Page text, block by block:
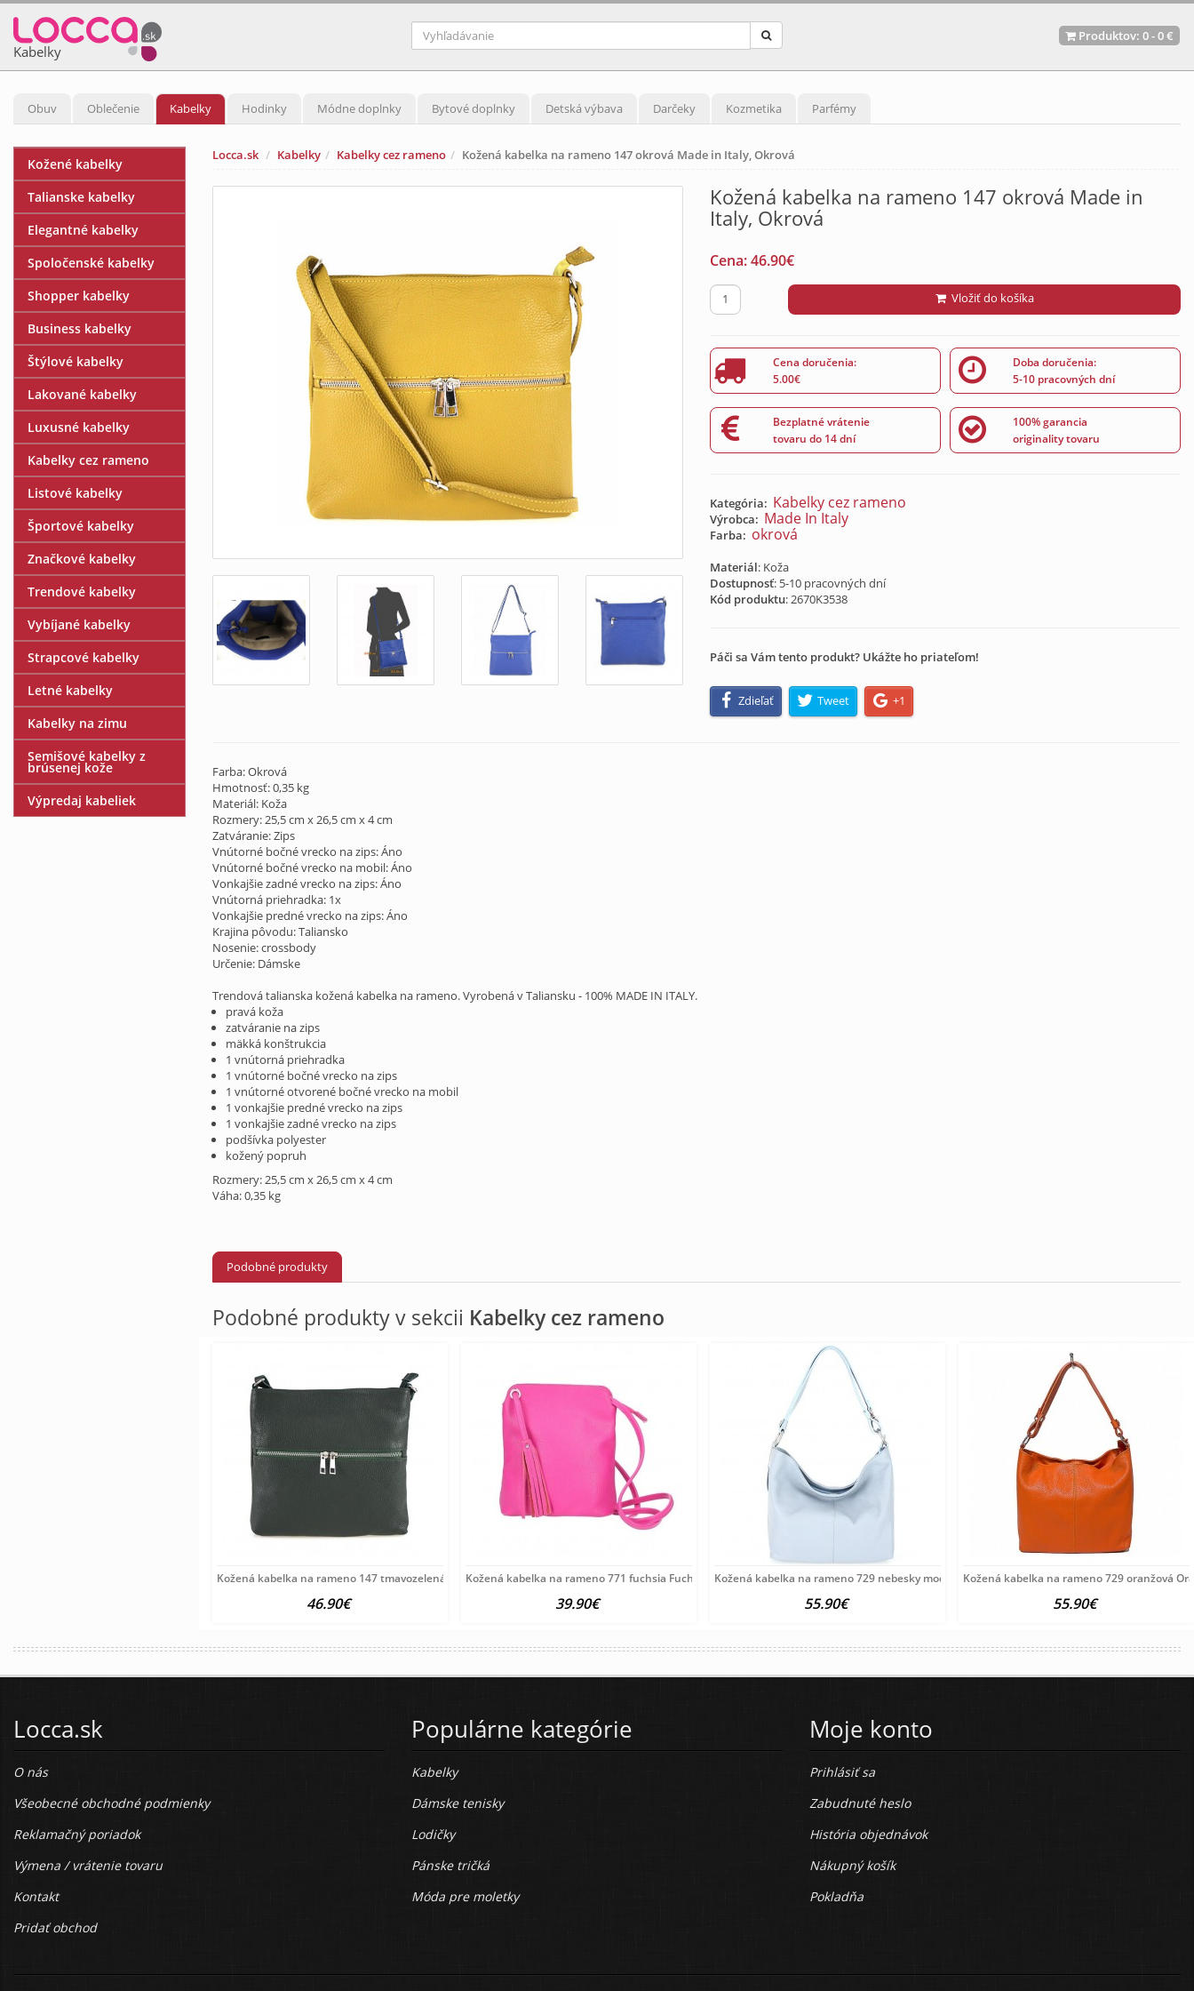
Kabelky
Produktov: 0-0 €
Obuv Oblečenie Kabelky Hodinky Módne doplnky Bytové doplnky Detská výbava Darčeky Kozmetika Parfémy
Locca.sk Kabelky Kabelky cez rameno Kožená kabelka na rameno 147 okrová Made in Italy, Okrová
Kožená kabelka na rameno 147 okrová Made in
Italy, Okrová
Cena:46.90€
Vložiť do košíka
Cena doručenia:
5.00€
Doba doručenia:
5-10 pracovných dní
Bezplatné vrátenie
tovaru do 14 dní
100% garancia
originality tovaru
Kategória: Kabelky cez rameno
Výrobca: Made In Italy
Farba: okrová
Materiál: Koža
Dostupnosť: 5-10 pracovných dní
Kód produktu:2670K3538
Páči sa Vám tento produkt? Ukážte ho priateľom!
Zdieľať Tweet +1
Farba: Okrová
Hmotnosť: 0,35 kg
Materiál: Koža
Rozmery: 25,5 cm x 26,5 cm x 4 cm
Zatváranie: Zips
Vnútorné bočné vrecko na zips: Áno
Vnútorné bočné vrecko na mobil: Áno
Vonkajšie zadné vrecko na zips: Áno
Vnútorná priehradka: 1x
Vonkajšie predné vrecko na zips: Áno
Krajina pôvodu: Taliansko
Nosenie: crossbody
Určenie: Dámske
Trendová talianska kožená kabelka na rameno. Vyrobená v Taliansku - 100% MADE IN ITALY.
pravá koža
zatváranie na zips
mäkká konštrukcia
1 vnútorná priehradka
1 vnútorné bočné vrecko na zips
1 vnútorné otvorené bočné vrecko na mobil
1 vonkajšie predné vrecko na zips
1 vonkajšie zadné vrecko na zips
podšívka polyester
kožený popruh
Rozmery: 25,5 cm x 26,5 cm x 4 cm
Váha: 0,35 kg
Podobné produkty
Podobné produkty v sekcii Kabelky cez rameno
Kožená kabelka na rameno 147 tmavozelená Made in Italia Zelená
46.90€
Kožená kabelka na rameno 771 fuchsia Fuchsia
39.90€
Kožená kabelka na rameno 729 nebesky modrá Nebesky modrá
55.90€
Kožená kabelka na rameno 729 oranžová
55.90€
Kožené kabelky
Talianske kabelky
Elegantné kabelky
Spoločenské kabelky
Shopper kabelky
Business kabelky
Štýlové kabelky
Lakované kabelky
Luxusné kabelky
Kabelky cez rameno
Listové kabelky
Športové kabelky
Značkové kabelky
Trendové kabelky
Vybíjané kabelky
Strapcové kabelky
Letné kabelky
Kabelky na zimu
Semišové kabelky z
brúsenej kože
Výpredaj kabeliek
Locca.sk
O nás
Všeobecné obchodné podmienky
Reklamačný poriadok
Výmena / vrátenie tovaru
Kontakt
Pridať obchod
Populárne kategórie
Kabelky
Dámske tenisky
Lodičky
Pánske tričká
Móda pre moletky
Moje konto
Prihlásiť sa
Zabudnuté heslo
História objednávok
Nákupný košík
Pokladňa